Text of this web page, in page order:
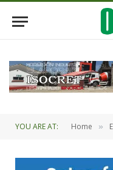
YOU ARE AT: Home »